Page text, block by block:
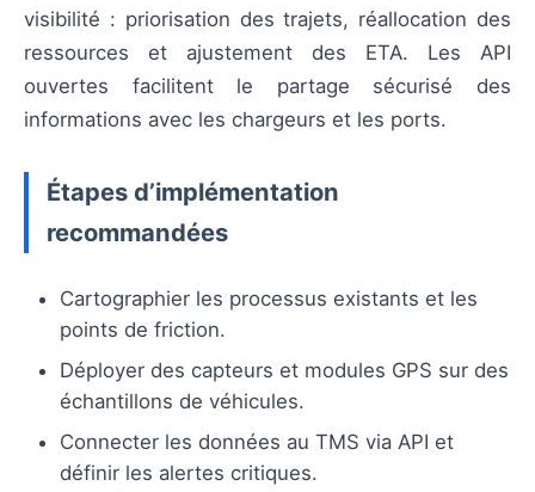
visibilité : priorisation des trajets, réallocation des
ressources et ajustement des ETA. Les API
ouvertes facilitent le partage sécurisé des
informations avec les chargeurs et les ports.
Étapes d’implémentation
recommandées
Cartographier les processus existants et les
points de friction.
Déployer des capteurs et modules GPS sur des
échantillons de véhicules.
Connecter les données au TMS via API et
définir les alertes critiques.